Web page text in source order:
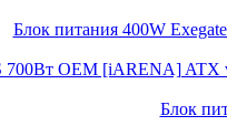
Блок питания 400W
OEM [iARENA]
Блок